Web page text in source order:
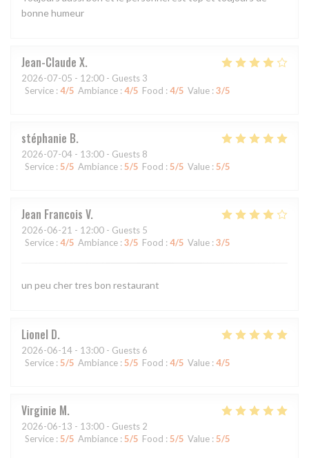
bonne humeur
Jean-Claude X
2026-07-05 - 12:00 - Guests 3
Service : 4/5 Ambiance : 4/5 Food : 4/5 Value : 3/5
stéphanie B
2026-07-04 - 13:00 - Guests 8
Service : 5/5 Ambiance : 5/5 Food : 5/5 Value : 5/5
Jean Francois V
2026-06-21 - 12:00 - Guests 5
Service : 4/5 Ambiance : 3/5 Food : 4/5 Value : 3/5
un peu cher tres bon restaurant
Lionel D
2026-06-14 - 13:00 - Guests 6
Service : 5/5 Ambiance : 5/5 Food : 4/5 Value : 4/5
Virginie M
2026-06-13 - 13:00 - Guests 2
Service : 5/5 Ambiance : 5/5 Food : 5/5 Value : 5/5